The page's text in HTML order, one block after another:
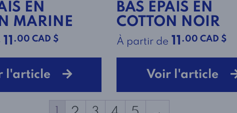
EN
MARINE
11 .00 CAD $
l'article
BAS ÉPAIS EN
COTTON NOIR
À partir de 11 .00 CAD $
Voir l'article